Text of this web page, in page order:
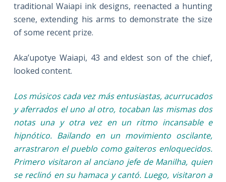
traditional Waiapi ink designs, reenacted a hunting
scene, extending his arms to demonstrate the size
of some recent prize.
Aka’upotye Waiapi, 43 and eldest son of the chief,
looked content.
Los músicos cada vez más entusiastas, acurrucados
y aferrados el uno al otro, tocaban las mismas dos
notas una y otra vez en un ritmo incansable e
hipnótico. Bailando en un movimiento oscilante,
arrastraron el pueblo como gaiteros enloquecidos.
Primero visitaron al anciano jefe de Manilha, quien
se reclinó en su hamaca y cantó. Luego, visitaron a